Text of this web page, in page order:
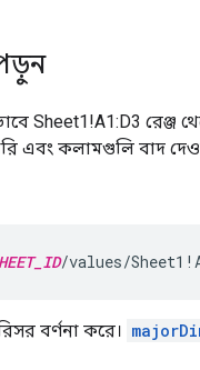
Sheet1!A1:D3 রেঞ্জ
এবং কলামগুলি বাদ
/values/
বর্ণনা করে।